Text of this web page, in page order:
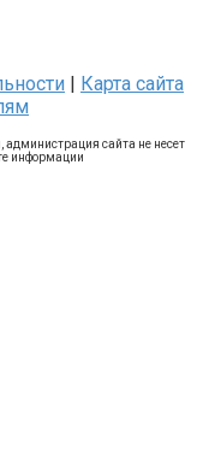
| Карта сайта
сайта не несет
информации